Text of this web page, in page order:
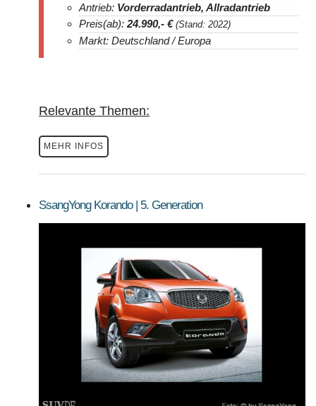
Antrieb: Vorderradantrieb, Allradantrieb
Preis(ab): 24.990,- € (Stand: 2022)
Markt: Deutschland / Europa
Relevante Themen:
MEHR INFOS
SsangYong Korando | 5. Generation